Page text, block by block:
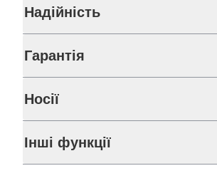
Надійність
Гарантія
Носії
Інші функції